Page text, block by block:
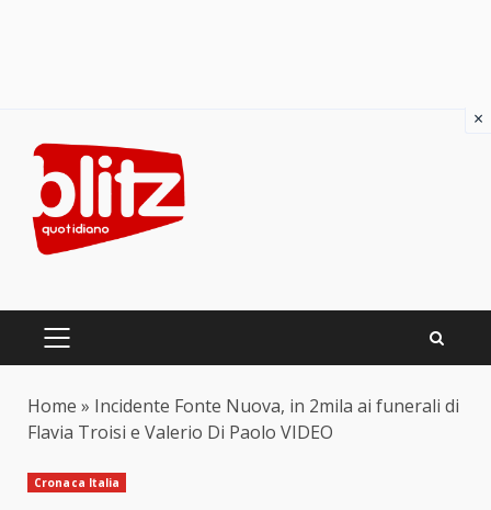
content
PRIMARY
Home » Incidente Fonte Nuova, in 2mila ai funerali di
Flavia Troisi e Valerio Di Paolo VIDEO
Cronaca Italia
×